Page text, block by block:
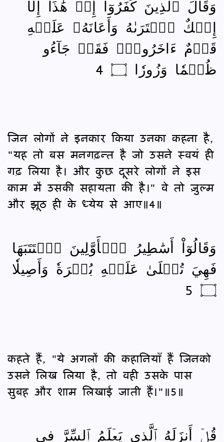
وَقَالَ ٱلَّذِينَ كَفَرُوٓاْ إِنۡ هَٰذَآ إِلَّآ
إِفۡكٌ ٱفۡتَرَىٰهُ وَأَعَانَهُۥ عَلَيۡهِ
قَوۡمٌ ءَاخَرُونَۖ فَقَدۡ جَآءُو
ظُلۡمٗا وَزُورٗا ۝ 4
जिन लोगों ने इनकार किया उनका कहना है,
"यह तो बस मनगढ़न्‍त है जो उसने स्वयं ही
गढ़ लिया है। और कुछ दूसरे लोगों ने इस
काम में उसकी सहायता की है।" वे तो ज़ुल्म
और झूठ ही के ध्येय से आए॥4॥
وَقَالُوٓاْ أَسَٰطِيرُ ٱلۡأَوَّلِينَ ٱكۡتَتَبَهَا
فَهِيَ تُمۡلَىٰ عَلَيۡهِ بُكۡرَةٗ وَأَصِيلٗا
۝ 5
कहते हैं, "ये अगलों की कहानियाँ हैं जिनको
उसने लिख लिया है, तो वही उसके पास
सुबह और शाम लिखाई जाती हैं।"॥5॥
قُلۡ أَنزَلَهُ ٱلَّذِي يَعۡلَمُ ٱلسِّرَّ فِي